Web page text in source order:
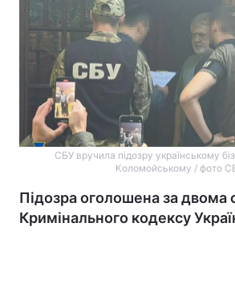
СБУ вручила підозру українському
Коломойському / фото
Підозра оголошена за двома
Кримінального кодексу